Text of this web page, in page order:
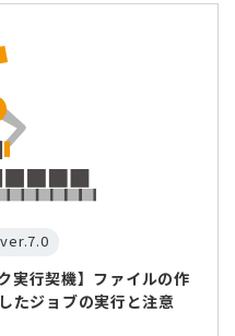
実行契機】ファイルの作
たジョブの実行と注意